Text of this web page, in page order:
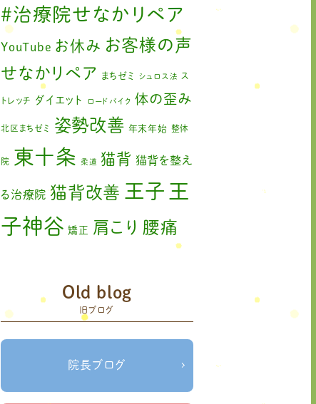
2023年6月
2023年5月
2023年2月 (1)
2023年1月(2)
2022年11月(1)
2022年10月(1)
2022年9月(1)
2022年6月
2022年5月(2)
(2)
#治療院せなかリペア
YouTube お休み お客様の声
せなかリペア まちゼミ シュロス法 ス
トレッチ ダイエット ロードバイク 体の歪み
北区まちゼミ 姿勢改善 年末年始 整体
院 東十条 柔道 猫背 猫背を整え
る治療院 猫背改善 王子 王
子神谷 矯正 肩こり 腰痛
赤羽 足の歪み改善
痛 頭痛 ＃せなかリペア
法 ＃治療院せなかリペア＃ねこぜを整
Old blog
旧ブログ
院長ブログ